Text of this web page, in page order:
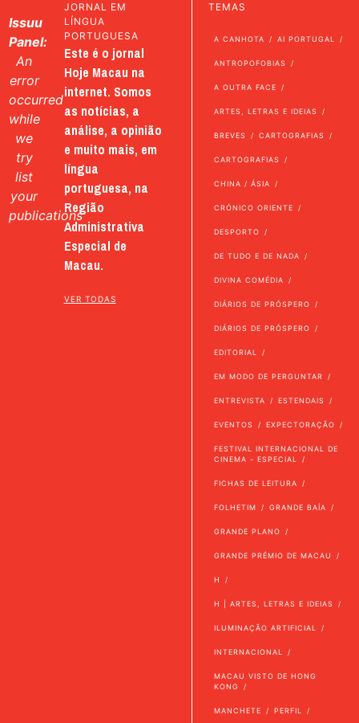
Issuu
Panel:
An
error
occurred
while
we
try
list
your
publications
JORNAL EM
LÍNGUA
PORTUGUESA
Este é o jornal
Hoje Macau na
internet. Somos
as notícias, a
análise, a opinião
e muito mais, em
língua
portuguesa, na
Região
Administrativa
Especial de
Macau.
VER TODAS
TEMAS
A CANHOTA AI PORTUGAL
ANTROPOFOBIAS
A OUTRA FACE
ARTES, LETRAS E IDEIAS
BREVES CARTOGRAFIAS
CARTOGRAFIAS
CHINA / ÁSIA
CRÓNICO ORIENTE
DESPORTO
DE TUDO E DE NADA
DIVINA COMÉDIA
DIÁRIOS DE PRÓSPERO
DIÁRIOS DE PRÓSPERO
EDITORIAL
EM MODO DE PERGUNTAR
ENTREVISTA ESTENDAIS
EVENTOS EXPECTORAÇÃO
FESTIVAL INTERNACIONAL DE
CINEMA - ESPECIAL
FICHAS DE LEITURA
FOLHETIM GRANDE BAÍA
GRANDE PLANO
GRANDE PRÉMIO DE MACAU
H
H | ARTES, LETRAS E IDEIAS
ILUMINAÇÃO ARTIFICIAL
INTERNACIONAL
MACAU VISTO DE HONG
KONG
MANCHETE PERFIL